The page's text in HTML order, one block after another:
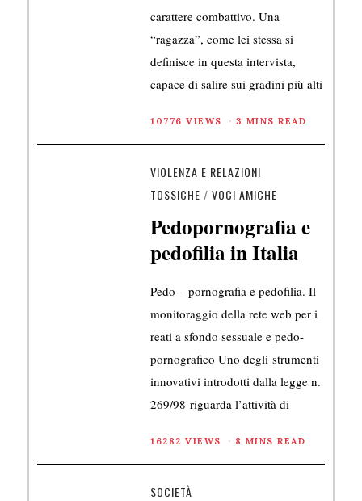
carattere combattivo. Una
“ragazza”, come lei stessa si
definisce in questa intervista,
capace di salire sui gradini più alti
10776 VIEWS 3 MINS READ
VIOLENZA E RELAZIONI
TOSSICHE / VOCI AMICHE
Pedopornografia e
pedofilia in Italia
Pedo – pornografia e pedofilia. Il
monitoraggio della rete web per i
reati a sfondo sessuale e pedo-
pornografico Uno degli strumenti
innovativi introdotti dalla legge n.
269/98 riguarda l’attività di
16282 VIEWS 8 MINS READ
SOCIETÀ